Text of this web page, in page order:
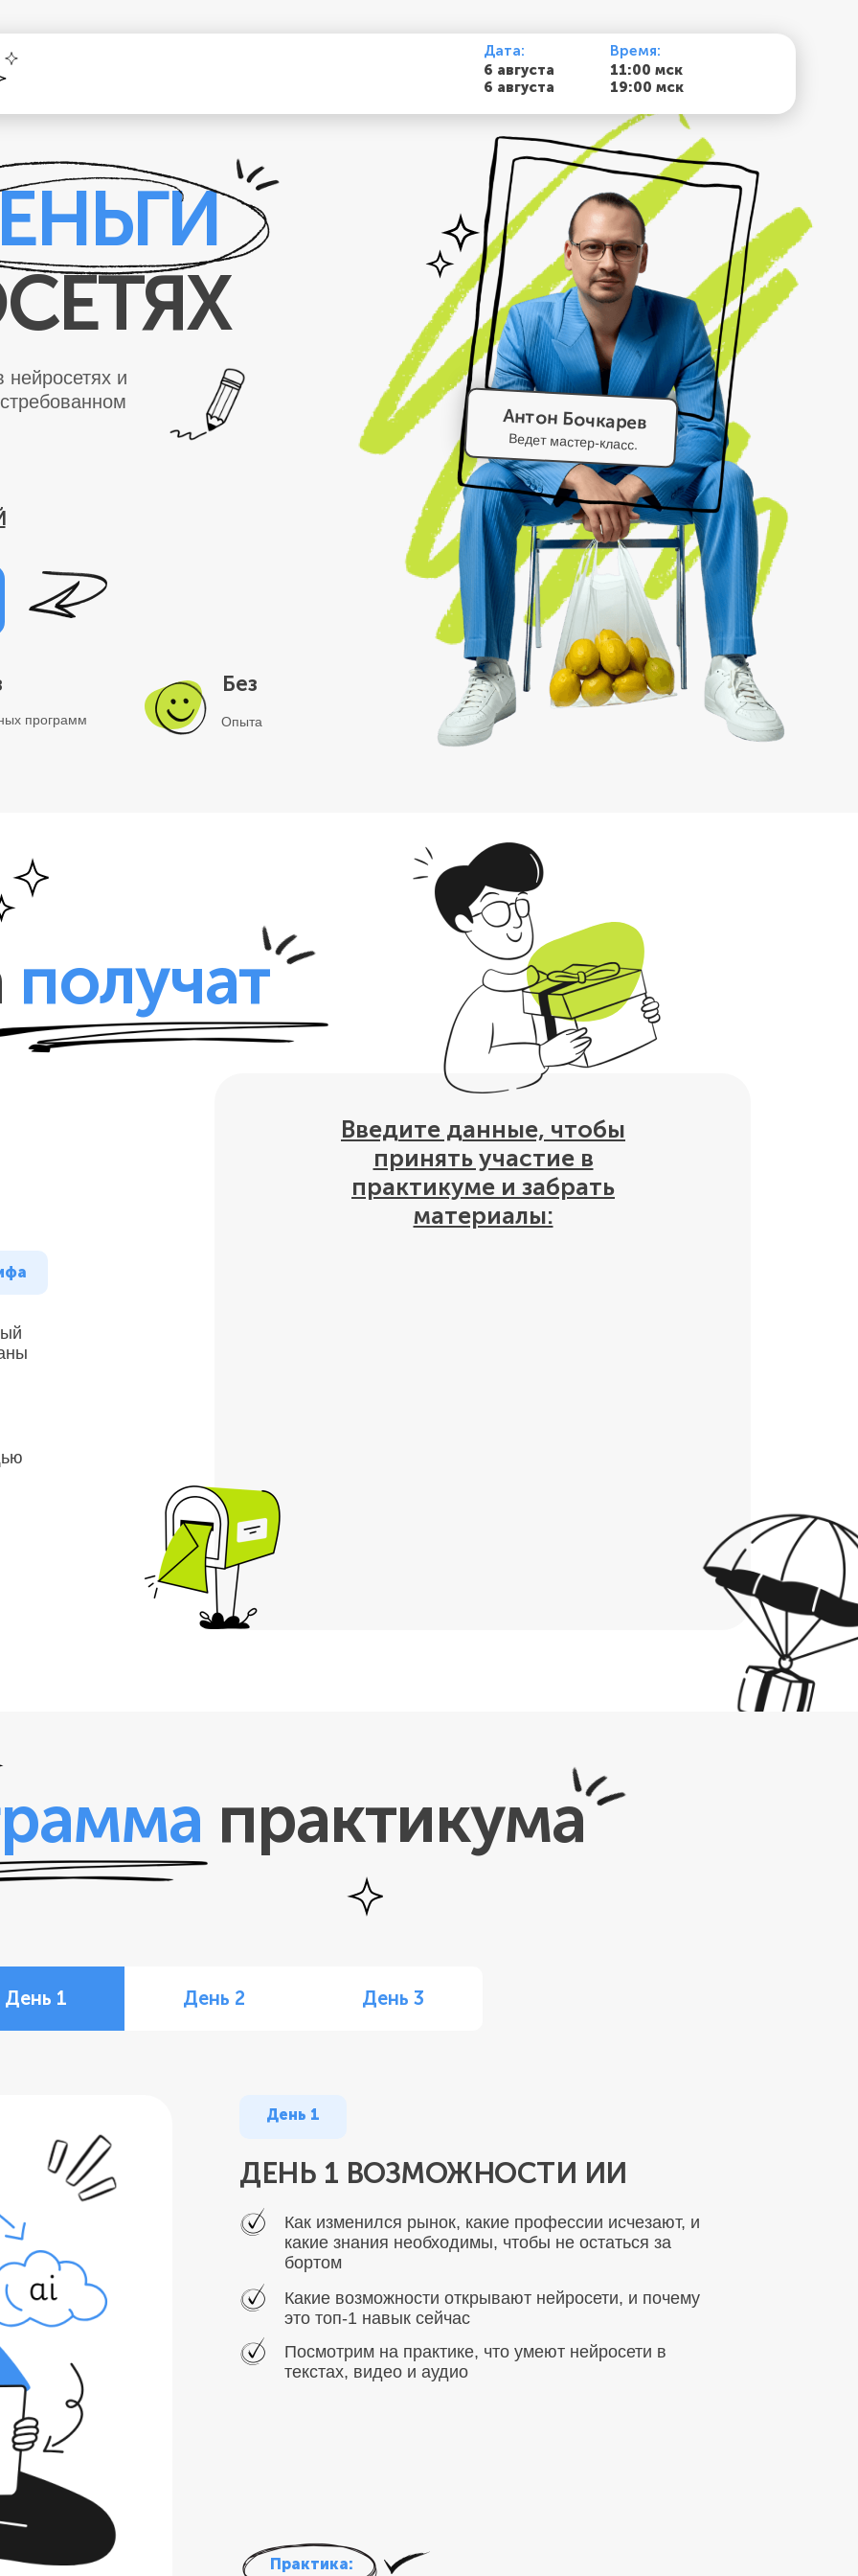
нейросетях и
Дата:
Время:
6 августа
11:00 мск
6 августа
19:00 мск
Антон Бочкарев
Ведет мастер-класс.
Опыта
Без
программ
получат
Введите данные, чтобы
принять участие в
практикуме и забрать
материалы:
практикума
День 1 День 2 День 3
Практика:
Как изменился рынок, какие профессии исчезают, и
какие знания необходимы, чтобы не остаться за
бортом
Какие возможности открывают нейросети, и почему
это топ-1 навык сейчас
Посмотрим на практике, что умеют нейросети в
текстах, видео и аудио
ДЕНЬ 1 ВОЗМОЖНОСТИ ИИ
День 1